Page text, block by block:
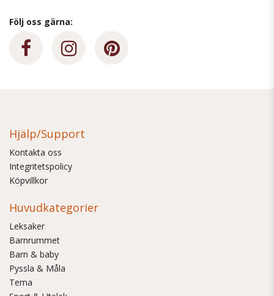
Följ oss gärna:
Hjälp/Support
Kontakta oss
Integritetspolicy
Köpvillkor
Huvudkategorier
Leksaker
Barnrummet
Barn & baby
Pyssla & Måla
Tema